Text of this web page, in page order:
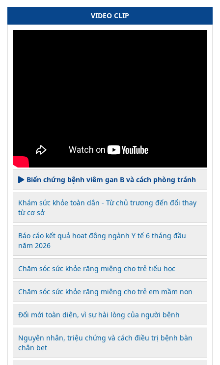
VIDEO CLIP
Biến chứng bệnh viêm gan B và cách phòng tránh
Khám sức khỏe toàn dân - Từ chủ trương đến đổi thay
từ cơ sở
Báo cáo kết quả hoạt động ngành Y tế 6 tháng đầu
năm 2026
Chăm sóc sức khỏe răng miệng cho trẻ tiểu học
Chăm sóc sức khỏe răng miệng cho trẻ em mầm non
Đổi mới toàn diện, vì sự hài lòng của người bệnh
Nguyên nhân, triệu chứng và cách điều trị bệnh bàn
chân bẹt